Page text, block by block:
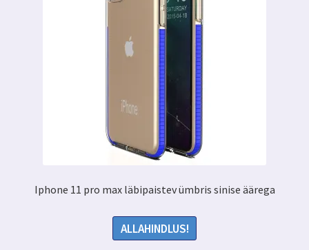
Iphone 11 pro max läbipaistev ümbris sinise äärega
ALLAHINDLUS!